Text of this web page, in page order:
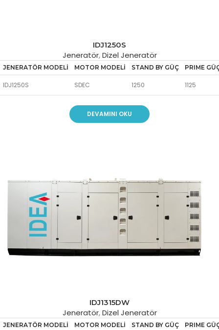
IDJ1250S
Jeneratör,Dizel Jeneratör
JENERATÖR MODELİ MOTOR MODELİ STAND BY GÜÇ PRIME
IDJ1250S SDEC 1250 1125
DEVAMINI OKU
IDJ1315DW
Jeneratör,Dizel Jeneratör
JENERATÖR MODELİ MOTOR MODELİ STAND BY GÜÇ PRIME